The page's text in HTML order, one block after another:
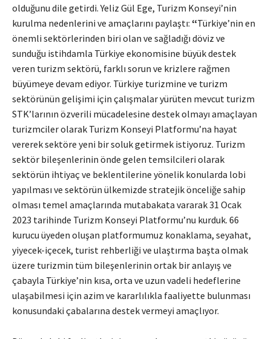
olduğunu dile getirdi. Yeliz Gül Ege, Turizm Konseyi’nin
kurulma nedenlerini ve amaçlarını paylaştı: “Türkiye’nin en
önemli sektörlerinden biri olan ve sağladığı döviz ve
sunduğu istihdamla Türkiye ekonomisine büyük destek
veren turizm sektörü, farklı sorun ve krizlere rağmen
büyümeye devam ediyor. Türkiye turizmine ve turizm
sektörünün gelişimi için çalışmalar yürüten mevcut turizm
STK’larının özverili mücadelesine destek olmayı amaçlayan
turizmciler olarak Turizm Konseyi Platformu’na hayat
vererek sektöre yeni bir soluk getirmek istiyoruz. Turizm
sektör bileşenlerinin önde gelen temsilcileri olarak
sektörün ihtiyaç ve beklentilerine yönelik konularda lobi
yapılması ve sektörün ülkemizde stratejik önceliğe sahip
olması temel amaçlarında mutabakata vararak 31 Ocak
2023 tarihinde Turizm Konseyi Platformu’nu kurduk. 66
kurucu üyeden oluşan platformumuz konaklama, seyahat,
yiyecek-içecek, turist rehberliği ve ulaştırma başta olmak
üzere turizmin tüm bileşenlerinin ortak bir anlayış ve
çabayla Türkiye’nin kısa, orta ve uzun vadeli hedeflerine
ulaşabilmesi için azim ve kararlılıkla faaliyette bulunması
konusundaki çabalarına destek vermeyi amaçlıyor.